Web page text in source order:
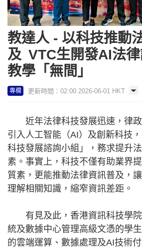
教達人 - 以科技推動
及 VTC生開發AI法
教學「無間」
專欄 更新時間：02:00 2026-06-01 HKT
近年法律科技發展迅速，律政
引入人工智能（AI）及創新科技
科技發展諮詢小組」，務求提升
素。事實上，科技不僅有助業界
質素，更能推動法律資訊普及，
理解相關知識，縮窄資訊差距。
有見及此，香港資訊科技學院
統及數據中心管理高級文憑的學
的雲端運算、數據處理及AI技術